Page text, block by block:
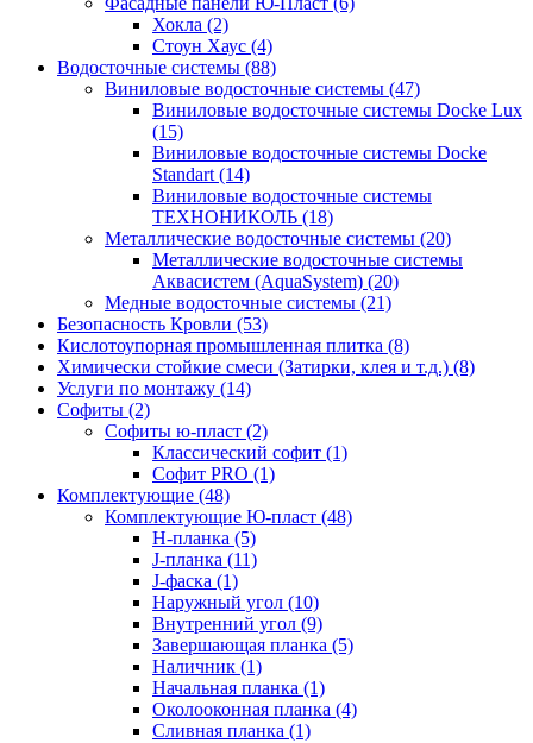
Хокла (2)
Стоун Хаус (4)
Водосточные системы (88)
Виниловые водосточные системы (47)
Виниловые водосточные системы Docke Lux
(15)
Виниловые водосточные системы Docke
Standart (14)
Виниловые водосточные системы
ТЕХНОНИКОЛЬ (18)
Металлические водосточные системы (20)
Металлические водосточные системы
Аквасистем (AquaSystem) (20)
Медные водосточные системы (21)
Безопасность Кровли (53)
Кислотоупорная промышленная плитка (8)
Химически стойкие смеси (Затирки, клея и т.д.) (8)
Услуги по монтажу (14)
Софиты (2)
Софиты ю-пласт (2)
Классический софит (1)
Софит PRO (1)
Комплектующие (48)
Комплектующие Ю-пласт (48)
H-планка (5)
J-планка (11)
J-фаска (1)
Наружный угол (10)
Внутренний угол (9)
Завершающая планка (5)
Наличник (1)
Начальная планка (1)
Околооконная планка (4)
Сливная планка (1)